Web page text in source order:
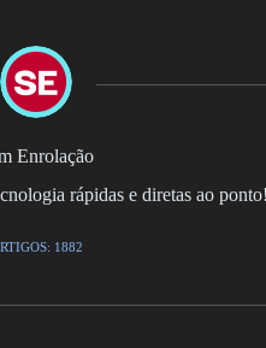
Enrolação
rápidas e diretas ao ponto!
1882